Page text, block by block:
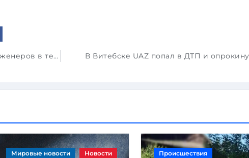
Компания Stellantis уволила 650 инженеров в техническом центре Opel в Германии В Витебске UAZ попал в ДТП и
Мировые новости Новости Происшествия